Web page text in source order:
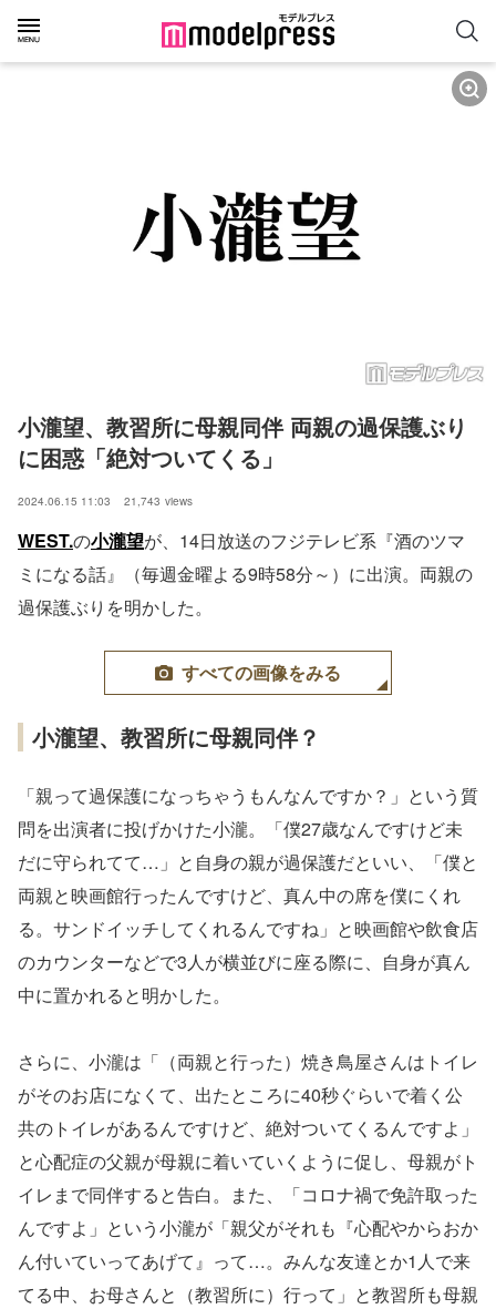
小瀧望、教習所に母親同伴 両親の過保護ぶり
に困惑「絶対ついてくる」
2024.06.15 11:03 21,743 views
WEST.の小瀧望が、14日放送のフジテレビ系『酒のツマ
ミになる話』（毎週金曜よる9時58分～）に出演。両親の
過保護ぶりを明かした。
すべての画像をみる
小瀧望、教習所に母親同伴？
「親って過保護になっちゃうもんなんですか？」という質
問を出演者に投げかけた小瀧。「僕27歳なんですけど未
だに守られてて…」と自身の親が過保護だといい、「僕と
両親と映画館行ったんですけど、真ん中の席を僕にくれ
る。サンドイッチしてくれるんですね」と映画館や飲食店
のカウンターなどで3人が横並びに座る際に、自身が真ん
中に置かれると明かした。
さらに、小瀧は「（両親と行った）焼き鳥屋さんはトイレ
がそのお店になくて、出たところに40秒ぐらいで着く公
共のトイレがあるんですけど、絶対ついてくるんですよ」
と心配症の父親が母親に着いていくように促し、母親がト
イレまで同伴すると告白。また、「コロナ禍で免許取った
んですよ」という小瀧が「親父がそれも『心配やからおか
ん付いていってあげて』って…。みんな友達とか1人で来
てる中、お母さんと（教習所に）行って」と教習所も母親